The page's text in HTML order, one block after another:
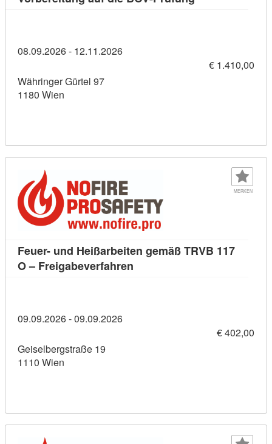
08.09.2026 - 12.11.2026
€ 1.410,00
Währinger Gürtel 97
1180 Wien
MERKEN
Feuer- und Heißarbeiten gemäß TRVB 117
O – Freigabeverfahren
09.09.2026 - 09.09.2026
€ 402,00
Geiselbergstraße 19
1110 Wien